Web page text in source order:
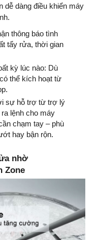
dễ dàng điều khiển máy
thông báo tình
tẩy rửa, thời gian
kỳ lúc nào: Dù
thể kích hoạt từ
sự hỗ trợ từ trợ lý
lệnh cho máy
chạm tay – phù
hay bận rộn.
nhờ
Zone